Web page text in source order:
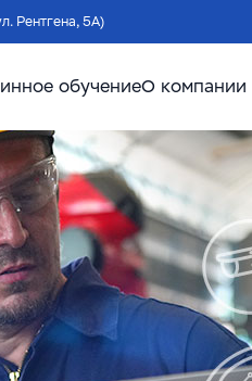
Рентгена, 5А)
обучениеО компании